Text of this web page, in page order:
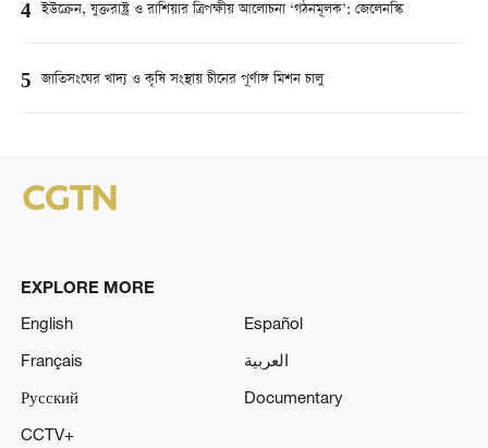
4 ইউক্রেন, যুক্তরাষ্ট্র ও রাশিয়ার ত্রিপক্ষীয় আলোচনা ‘গঠনমূলক’: জেলেনস্কি
5 জাতিসংঘের খাদ্য ও কৃষি সংস্থায় চীনের পূর্ণাঙ্গ মিশন চালু
EXPLORE MORE
English
Español
Français
العربية
Русский
Documentary
CCTV+